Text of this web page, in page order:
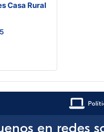
Casa Rural
en redes